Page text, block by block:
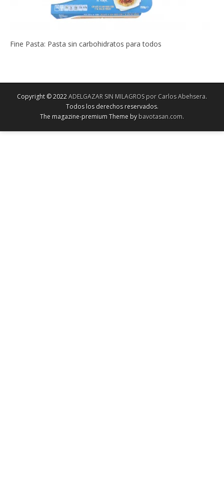
Fine Pasta: Pasta sin carbohidratos para todos
Copyright © 2022ADELGAZAR SIN MILAGROS por Carlos Abehsera.
Todos los derechos reservados.
The magazine-premium Theme bybavotasan.com.